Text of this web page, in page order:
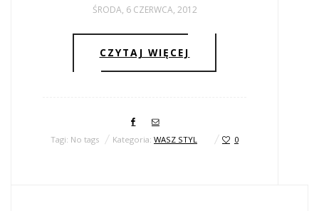
ŚRODA, 6 CZERWCA, 2012
CZYTAJ WIĘCEJ
Tagi: No tags Kategoria: WASZ STYL 0